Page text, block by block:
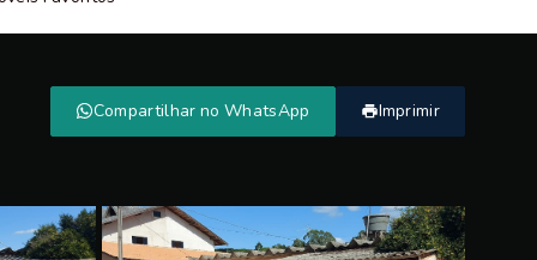
Compartilhar no WhatsApp Imprimir